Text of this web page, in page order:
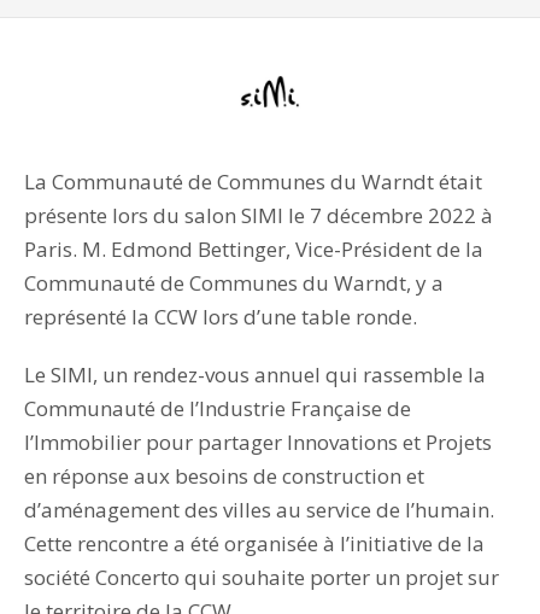
La Communauté de Communes du Warndt était
présente lors du salon SIMI le 7 décembre 2022 à
Paris. M. Edmond Bettinger, Vice-Président de la
Communauté de Communes du Warndt, y a
représenté la CCW lors d’une table ronde.
Le SIMI, un rendez-vous annuel qui rassemble la
Communauté de l’Industrie Française de
l’Immobilier pour partager Innovations et Projets
en réponse aux besoins de construction et
d’aménagement des villes au service de l’humain.
Cette rencontre a été organisée à l’initiative de la
société Concerto qui souhaite porter un projet sur